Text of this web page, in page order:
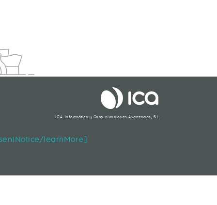
I.C.A. Informática y Comunicaciones Avanzadas, S.L.
learnMore]